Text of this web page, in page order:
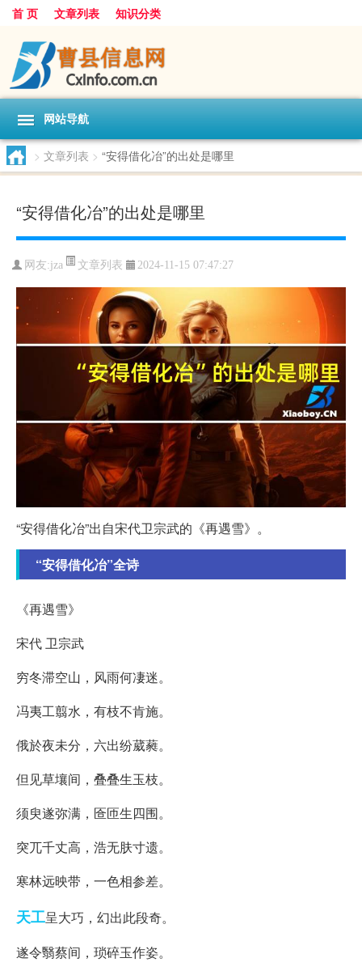
首 页 文章列表 知识分类
网站导航
> 文章列表 > “安得借化冶”的出处是哪里
“安得借化冶”的出处是哪里
网友:jza 文章列表 2024-11-15 07:47:27
“安得借化冶”出自宋代卫宗武的《再遇雪》。
“安得借化冶”全诗
《再遇雪》
宋代 卫宗武
穷冬滞空山，风雨何凄迷。
冯夷工翦水，有枝不肯施。
俄於夜未分，六出纷葳蕤。
但见草壤间，叠叠生玉枝。
须臾遂弥满，匼匝生四围。
突兀千丈高，浩无肤寸遗。
寒林远映带，一色相参差。
天工呈大巧，幻出此段奇。
遂令翳蔡间，琐碎玉作姿。